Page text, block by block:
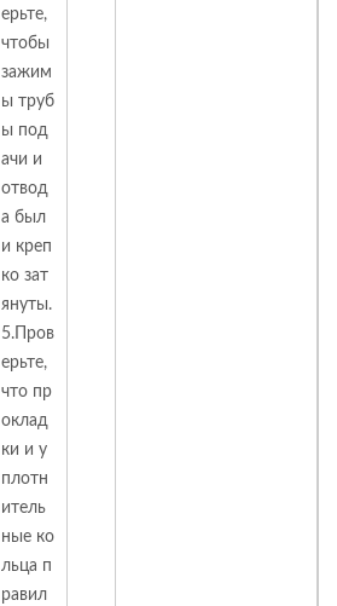
ерьте,
чтобы
зажим
ы труб
ы под
ачи и
отвод
а был
и креп
ко зат
януты.
5.Пров
ерьте,
что пр
оклад
ки и у
плотн
итель
ные ко
льца п
равил